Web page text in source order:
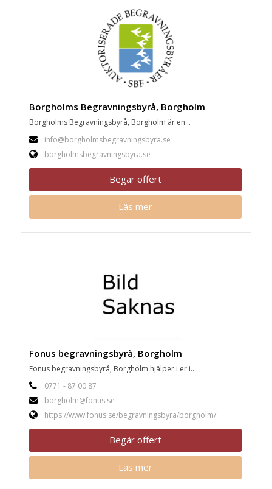
Borgholms Begravningsbyrå, Borgholm
Borgholms Begravningsbyrå, Borgholm är en...
info@borgholmsbegravningsbyra.se
borgholmsbegravningsbyra.se
Begär offert
Läs mer
Fonus begravningsbyrå, Borgholm
Fonus begravningsbyrå, Borgholm hjälper i er i...
0771 - 87 00 87
borgholm@fonus.se
https://www.fonus.se/begravningsbyra/borgholm/
Begär offert
Läs mer